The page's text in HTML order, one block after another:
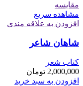
مقایسه
مشاهده سریع
افزودن به علاقه مندی
شاهان شاعر
کتاب شعر
2,000,000 تومان
افزودن به سبد خرید